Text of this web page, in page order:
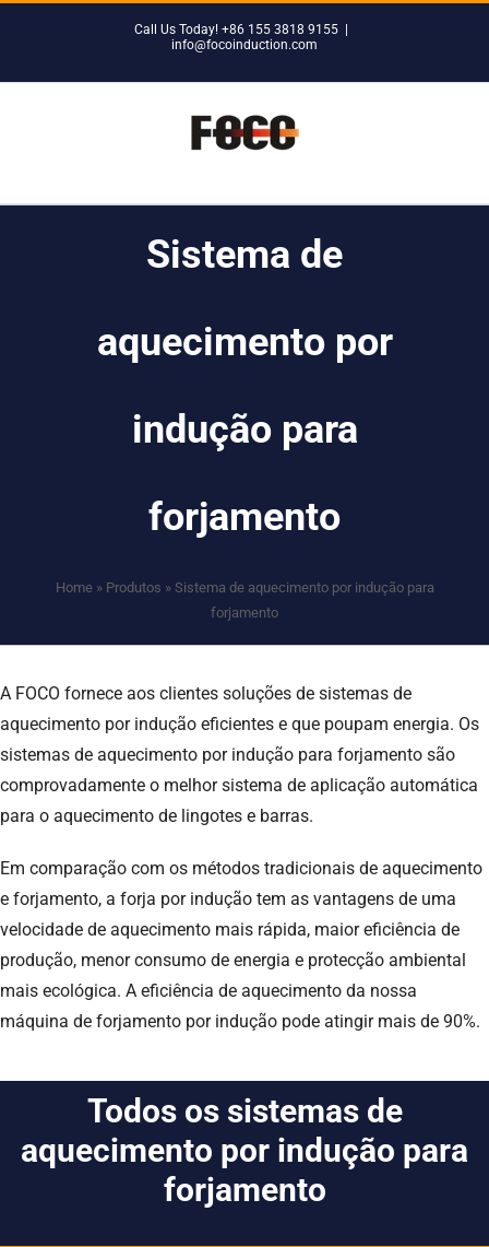
Call Us Today! +86 155 3818 9155
info@focoinduction.com
Sistema de
aquecimento por
indução para
forjamento
Home» Produtos » Sistema de aquecimento por indução para
forjamento
A FOCO fornece aos clientes soluções de sistemas de
aquecimento por indução eficientes e que poupam energia. Os
sistemas de aquecimento por indução para forjamento são
comprovadamente o melhor sistema de aplicação automática
para o aquecimento de lingotes e barras.
Em comparação com os métodos tradicionais de aquecimento
e forjamento, a forja por indução tem as vantagens de uma
velocidade de aquecimento mais rápida, maior eficiência de
produção, menor consumo de energia e protecção ambiental
mais ecológica. A eficiência de aquecimento da nossa
máquina de forjamento por indução pode atingir mais de 90%.
Todos os sistemas de
aquecimento por indução para
forjamento